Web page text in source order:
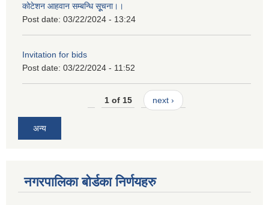
कोटेशन आहवान सम्बन्धि सूूचना।।
Post date: 03/22/2024 - 13:24
Invitation for bids
Post date: 03/22/2024 - 11:52
1 of 15 next ›
अन्य
नगरपालिका बोर्डका निर्णयहरु